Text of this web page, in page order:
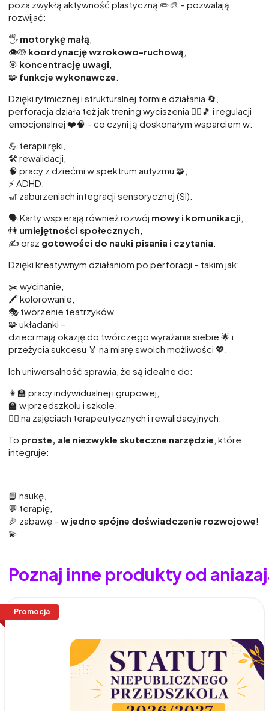
poza zwykłą aktywność plastyczną ✏️🎨 – pozwalają
rozwijać:
🖐️ motorykę małą
👁️🤲 koordynację wzrokowo-ruchową
🎯 koncentrację uwagi
🧩 funkcje wykonawcze
Dzięki rytmicznej i strukturalnej formie działania 🔄,
perforacja działa też jak trening wyciszenia 🧘‍♀️🎵 i regulacji
emocjonalnej ❤️🧠 – co czyni ją doskonałym wsparciem w:
💪 terapii ręki,
🛠️ rewalidacji,
🧠 pracy z dziećmi w spektrum autyzmu 🧩,
⚡ ADHD,
🎢 zaburzeniach integracji sensorycznej (SI).
🗣️ Karty wspierają również rozwój mowy i komunikacji
👫 umiejętności społecznych
✍️ oraz gotowości do nauki pisania i czytania
Dzięki kreatywnym działaniom po perforacji – takim jak:
✂️ wycinanie,
🖍️ kolorowanie,
🎭 tworzenie teatrzyków,
🧩 układanki –
dzieci mają okazję do twórczego wyrażania siebie 🌟 i
przeżycia sukcesu 🏅 na miarę swoich możliwości 💖.
Ich uniwersalność sprawia, że są idealne do:
👩‍🏫 pracy indywidualnej i grupowej,
🏫 w przedszkolu i szkole,
👩‍⚕️ na zajęciach terapeutycznych i rewalidacyjnych.
To proste, ale niezwykle skuteczne narzędzie , które
integruje:
📘 naukę,
💬 terapię,
🎉 zabawę – w jedno spójne doświadczenie rozwojowe!
💫
Poznaj inne produkty od
Promocja